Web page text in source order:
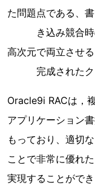
た問題点である、書
き込み競合時の
高次元で両立させる
完成されたクラ
Oracle9i RACは，
アプリケーション
もっており、適切
ことで非常に優れ
実現することがで